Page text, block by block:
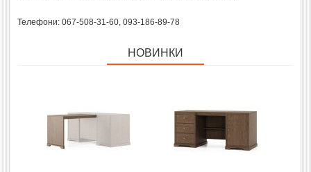
Телефони: 067-508-31-60, 093-186-89-78
НОВИНКИ